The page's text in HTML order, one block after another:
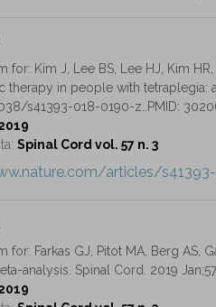
for: Kim J, Lee BS, Lee HJ, Kim
therapy in people with tetraplegia:
s41393-018-0190-z..PMID:
Spinal Cord vol. 57 n. 3
articles/
for: Farkas GJ, Pitot MA, Berg
analysis. Spinal Cord. 2019